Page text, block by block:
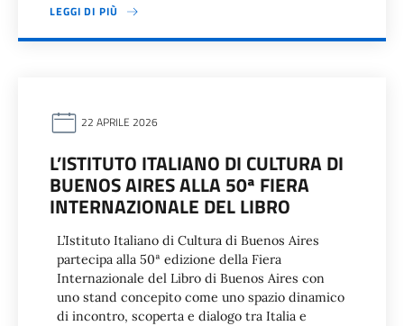
LEGGI DI PIÙ
22 APRILE 2026
L’ISTITUTO ITALIANO DI CULTURA DI
BUENOS AIRES ALLA 50ª FIERA
INTERNAZIONALE DEL LIBRO
L’Istituto Italiano di Cultura di Buenos Aires
partecipa alla 50ª edizione della Fiera
Internazionale del Libro di Buenos Aires con
uno stand concepito come uno spazio dinamico
di incontro, scoperta e dialogo tra Italia e